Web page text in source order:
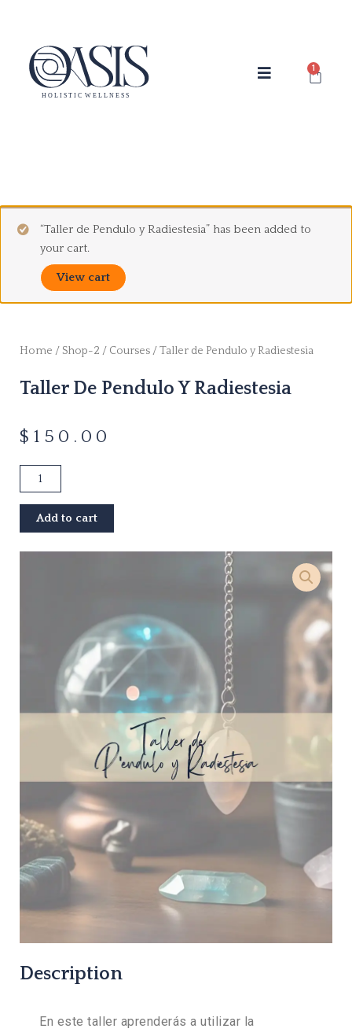
content
Cart
“Taller de Pendulo y Radiestesia” has been added to
your cart.
View cart
Description
En este taller aprenderás a utilizar la
Home /Shop-2 / Courses / Taller de Pendulo y Radiestesia
Taller De Pendulo Y Radiestesia
$ 150.00
Taller
de
Pendulo
y
Radiestesia
Add to cart